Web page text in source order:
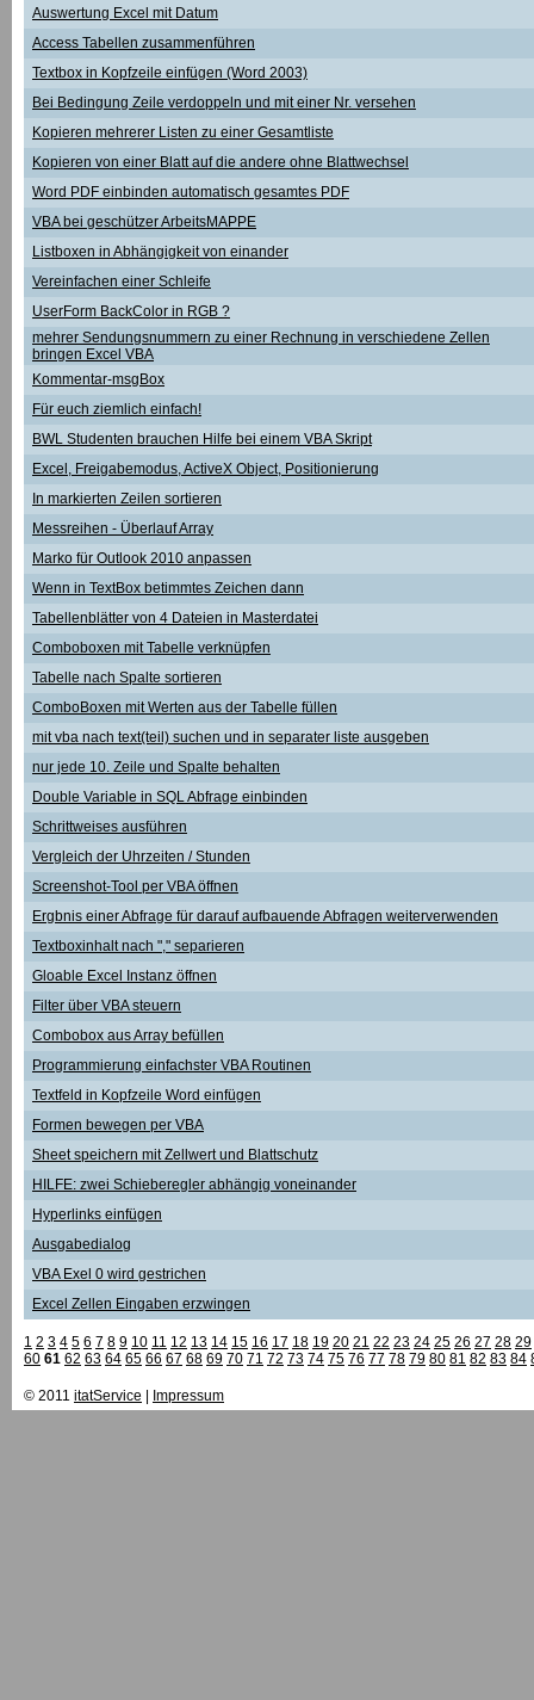
Auswertung Excel mit Datum
Access Tabellen zusammenführen
Textbox in Kopfzeile einfügen (Word 2003)
Bei Bedingung Zeile verdoppeln und mit einer Nr. versehen
Kopieren mehrerer Listen zu einer Gesamtliste
Kopieren von einer Blatt auf die andere ohne Blattwechsel
Word PDF einbinden automatisch gesamtes PDF
VBA bei geschützer ArbeitsMAPPE
Listboxen in Abhängigkeit von einander
Vereinfachen einer Schleife
UserForm BackColor in RGB ?
mehrer Sendungsnummern zu einer Rechnung in verschiedene Zellen
bringen Excel VBA
Kommentar-msgBox
Für euch ziemlich einfach!
BWL Studenten brauchen Hilfe bei einem VBA Skript
Excel, Freigabemodus, ActiveX Object, Positionierung
In markierten Zeilen sortieren
Messreihen - Überlauf Array
Marko für Outlook 2010 anpassen
Wenn in TextBox betimmtes Zeichen dann
Tabellenblätter von 4 Dateien in Masterdatei
Comboboxen mit Tabelle verknüpfen
Tabelle nach Spalte sortieren
ComboBoxen mit Werten aus der Tabelle füllen
mit vba nach text(teil) suchen und in separater liste ausgeben
nur jede 10. Zeile und Spalte behalten
Double Variable in SQL Abfrage einbinden
Schrittweises ausführen
Vergleich der Uhrzeiten / Stunden
Screenshot-Tool per VBA öffnen
Ergbnis einer Abfrage für darauf aufbauende Abfragen weiterverwenden
Textboxinhalt nach "," separieren
Gloable Excel Instanz öffnen
Filter über VBA steuern
Combobox aus Array befüllen
Programmierung einfachster VBA Routinen
Textfeld in Kopfzeile Word einfügen
Formen bewegen per VBA
Sheet speichern mit Zellwert und Blattschutz
HILFE: zwei Schieberegler abhängig voneinander
Hyperlinks einfügen
Ausgabedialog
VBA Exel 0 wird gestrichen
Excel Zellen Eingaben erzwingen
1 2 3 4 5 6 7 8 9 10 11 12 13 14 15 16 17 18 19 20 21 22 23 24 25 26 27 28 29
60 61 62 63 64 65 66 67 68 69 70 71 72 73 74 75 76 77 78 79 80 81 82 83 84
© 2011 itatService Impressum